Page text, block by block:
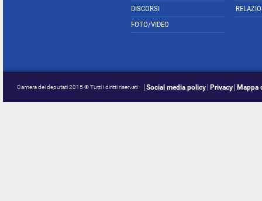
DISCORSI
FOTO/VIDEO
Camera dei deputati 2015 © Tutti i diritti riservati Social media policy Privacy Mappa